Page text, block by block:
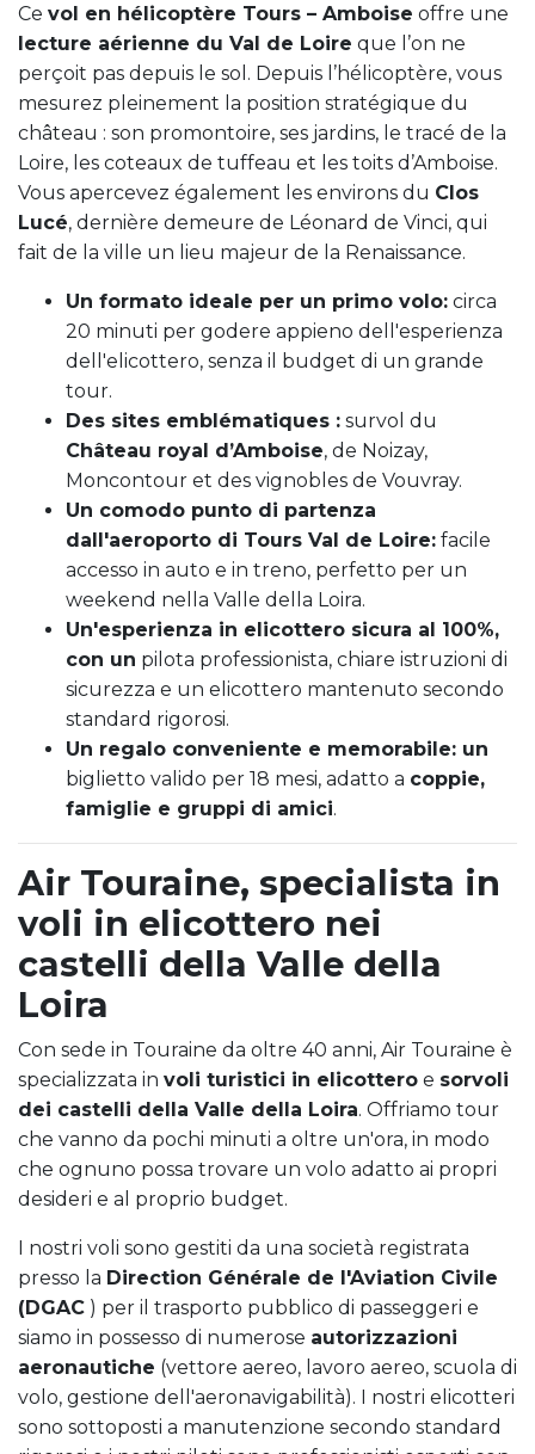
Ce vol en hélicoptère Tours – Amboise offre une
lecture aérienne du Val de Loire que l’on ne
perçoit pas depuis le sol. Depuis l’hélicoptère, vous
mesurez pleinement la position stratégique du
château : son promontoire, ses jardins, le tracé de la
Loire, les coteaux de tuffeau et les toits d’Amboise.
Vous apercevez également les environs du Clos
Lucé, dernière demeure de Léonard de Vinci, qui
fait de la ville un lieu majeur de la Renaissance.
Un formato ideale per un primo volo: circa
20 minuti per godere appieno dell'esperienza
dell'elicottero, senza il budget di un grande
tour.
Des sites emblématiques : survol du
Château royal d’Amboise, de Noizay,
Moncontour et des vignobles de Vouvray.
Un comodo punto di partenza
dall'aeroporto di Tours Val de Loire: facile
accesso in auto e in treno, perfetto per un
weekend nella Valle della Loira.
Un'esperienza in elicottero sicura al 100%,
con un pilota professionista, chiare istruzioni di
sicurezza e un elicottero mantenuto secondo
standard rigorosi.
Un regalo conveniente e memorabile: un
biglietto valido per 18 mesi, adatto a coppie,
famiglie e gruppi di amici.
Air Touraine, specialista in
voli in elicottero nei
castelli della Valle della
Loira
Con sede in Touraine da oltre 40 anni, Air Touraine è
specializzata in voli turistici in elicottero e sorvoli
dei castelli della Valle della Loira. Offriamo tour
che vanno da pochi minuti a oltre un'ora, in modo
che ognuno possa trovare un volo adatto ai propri
desideri e al proprio budget.
I nostri voli sono gestiti da una società registrata
presso la Direction Générale de l'Aviation Civile
(DGAC ) per il trasporto pubblico di passeggeri e
siamo in possesso di numerose autorizzazioni
aeronautiche (vettore aereo, lavoro aereo, scuola di
volo, gestione dell'aeronavigabilità). I nostri elicotteri
sono sottoposti a manutenzione secondo standard